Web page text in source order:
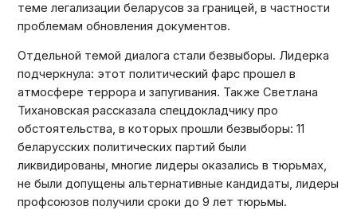
теме легализации беларусов за границей, в частности
проблемам обновления документов.
Отдельной темой диалога стали безвыборы. Лидерка
подчеркнула: этот политический фарс прошел в
атмосфере террора и запугивания. Также Светлана
Тихановская рассказала спецдокладчику про
обстоятельства, в которых прошли безвыборы: 11
беларусских политических партий были
ликвидированы, многие лидеры оказались в тюрьмах,
не были допущены альтернативные кандидаты, лидеры
профсоюзов получили сроки до 9 лет тюрьмы.